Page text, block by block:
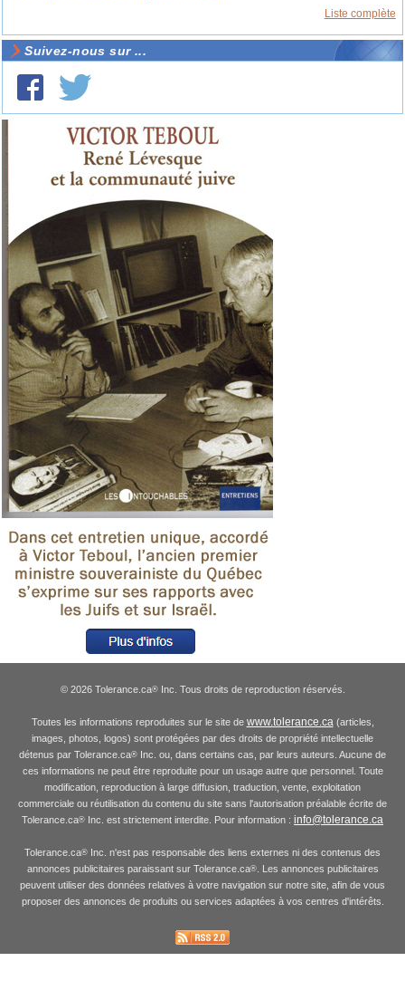
Liste complète
Suivez-nous sur ...
© 2026 Tolerance.ca®Inc. Tous droits de reproduction réservés.
Toutes les informations reproduites sur le site de www.tolerance.ca(articles,
images, photos, logos) sont protégées par des droits de propriété intellectuelle
détenus par Tolerance.ca® Inc. ou, dans certains cas, par leurs auteurs. Aucune de
ces informations ne peut être reproduite pour un usage autre que personnel. Toute
modification, reproduction à large diffusion, traduction, vente, exploitation
commerciale ou réutilisation du contenu du site sans l'autorisation préalable écrite de
Tolerance.ca® Inc. est strictement interdite. Pour information : info@tolerance.ca
Tolerance.ca® Inc. n'est pas responsable des liens externes ni des contenus des
annonces publicitaires paraissant sur Tolerance.ca®. Les annonces publicitaires
peuvent utiliser des données relatives à votre navigation sur notre site, afin de vous
proposer des annonces de produits ou services adaptées à vos centres d'intérêts.